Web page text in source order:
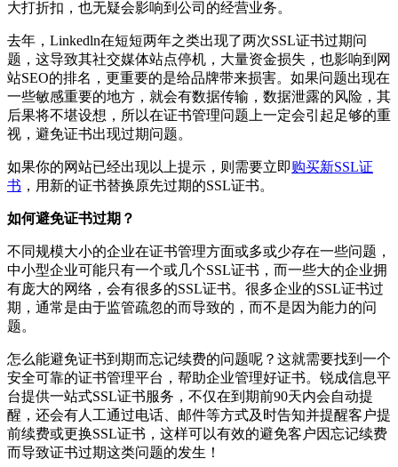
大打折扣，也无疑会影响到公司的经营业务。
去年，Linkedln在短短两年之类出现了两次SSL证书过期问
题，这导致其社交媒体站点停机，大量资金损失，也影响到网
站SEO的排名，更重要的是给品牌带来损害。如果问题出现在
一些敏感重要的地方，就会有数据传输，数据泄露的风险，其
后果将不堪设想，所以在证书管理问题上一定会引起足够的重
视，避免证书出现过期问题。
如果你的网站已经出现以上提示，则需要立即购买新SSL证
书 ，用新的证书替换原先过期的SSL证书。
如何避免证书过期？
不同规模大小的企业在证书管理方面或多或少存在一些问题，
中小型企业可能只有一个或几个SSL证书，而一些大的企业拥
有庞大的网络，会有很多的SSL证书。很多企业的SSL证书过
期，通常是由于监管疏忽的而导致的，而不是因为能力的问
题。
怎么能避免证书到期而忘记续费的问题呢？这就需要找到一个
安全可靠的证书管理平台，帮助企业管理好证书。锐成信息平
台提供一站式SSL证书服务，不仅在到期前90天内会自动提
醒，还会有人工通过电话、邮件等方式及时告知并提醒客户提
前续费或更换SSL证书，这样可以有效的避免客户因忘记续费
而导致证书过期这类问题的发生！